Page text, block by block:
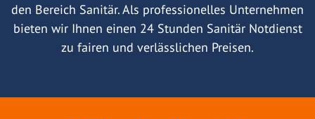
den Bereich Sanitär. Als professionelles Unternehmen
bieten wir Ihnen einen 24 Stunden Sanitär Notdienst
zu fairen und verlässlichen Preisen.